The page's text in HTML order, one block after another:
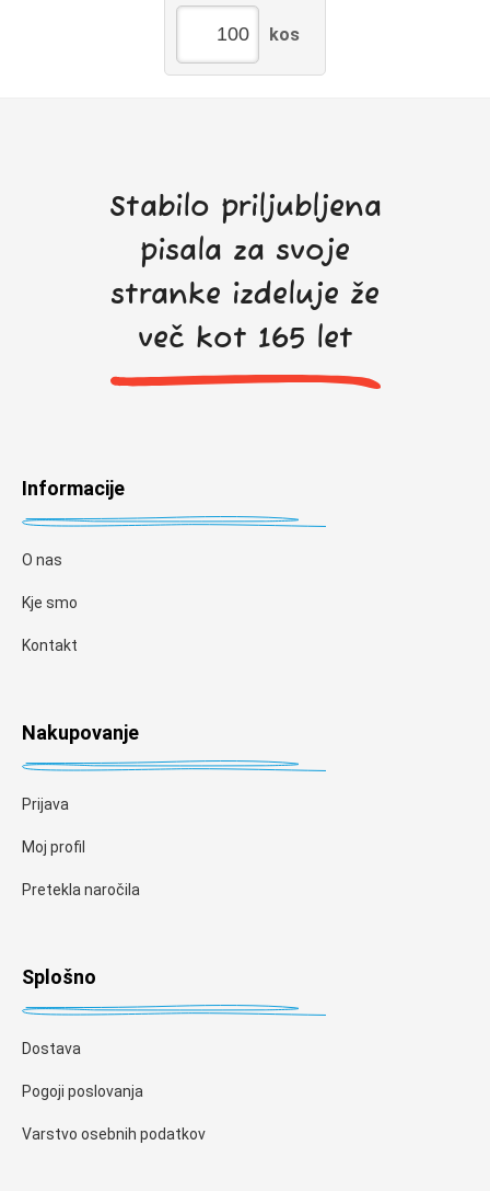
kos
Stabilo priljubljena
pisala za svoje
stranke izdeluje že
več kot 165 let
Informacije
O nas
Kje smo
Kontakt
Nakupovanje
Prijava
Moj profil
Pretekla naročila
Splošno
Dostava
Pogoji poslovanja
Varstvo osebnih podatkov